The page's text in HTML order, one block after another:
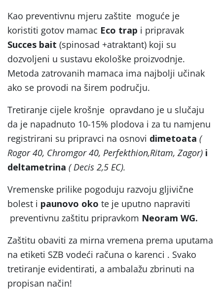
Kao preventivnu mjeru zaštite moguće je
koristiti gotov mamac Eco trap i pripravak
Succes bait (spinosad +atraktant) koji su
dozvoljeni u sustavu ekološke proizvodnje.
Metoda zatrovanih mamaca ima najbolji učinak
ako se provodi na širem području.
Tretiranje cijele krošnje opravdano je u slučaju
da je napadnuto 10-15% plodova i za tu namjenu
registrirani su pripravci na osnovi dimetoata (
Rogor 40, Chromgor 40, Perfekthion,Ritam, Zagor) i
deltametrina ( Decis 2,5 EC).
Vremenske prilike pogoduju razvoju gljivične
bolest i paunovo oko te je uputno napraviti
preventivnu zaštitu pripravkom Neoram WG.
Zaštitu obaviti za mirna vremena prema uputama
na etiketi SZB vodeći računa o karenci . Svako
tretiranje evidentirati, a ambalažu zbrinuti na
propisan način!